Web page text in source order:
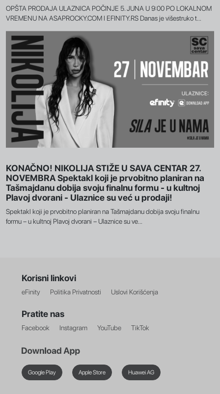
OPŠTA PRODAJA ULAZNICA POČINJE 5. JUNA U 9:00 PO LOKALNOM
VREMENU NA ASAPROCKY.COM I EFINITY.RS Danas je višestruko t...
KONAČNO! NIKOLIJA STIŽE U SAVA CENTAR 27.
NOVEMBRA Spektakl koji je prvobitno planiran na
Tašmajdanu dobija svoju finalnu formu - u kultnoj
Plavoj dvorani - Ulaznice su već u prodaji!
Spektakl koji je prvobitno planiran na Tašmajdanu dobija svoju finalnu
formu – u kultnoj Plavoj dvorani – Ulaznice su ve...
Korisni linkovi
eFinity Politika Privatnosti Uslovi Korišćenja
Pratite nas
Facebook Instagram YouTube TikTok
Google Play Apple Store Huawei AG